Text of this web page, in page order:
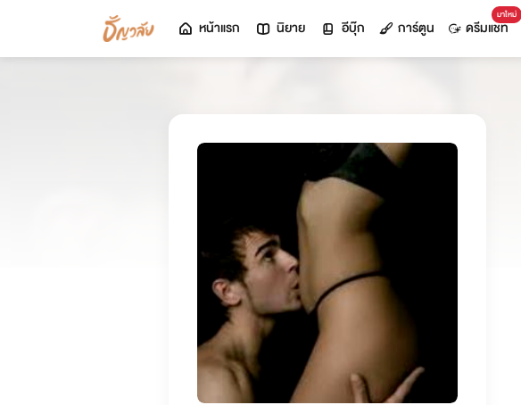
หน้าแรก นิยาย อีบุ๊ก การ์ตูน
มาใหม่
ดรีมแชท